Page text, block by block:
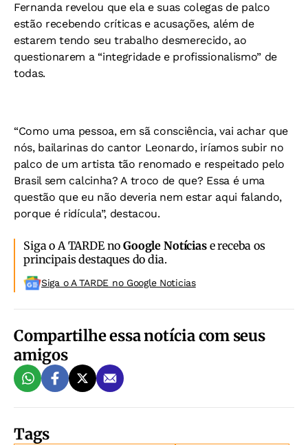
Fernanda revelou que ela e suas colegas de palco
estão recebendo críticas e acusações, além de
estarem tendo seu trabalho desmerecido, ao
questionarem a “integridade e profissionalismo” de
todas.
“Como uma pessoa, em sã consciência, vai achar que
nós, bailarinas do cantor Leonardo, iríamos subir no
palco de um artista tão renomado e respeitado pelo
Brasil sem calcinha? A troco de que? Essa é uma
questão que eu não deveria nem estar aqui falando,
porque é ridícula”, destacou.
Siga o A TARDE noGoogle Notíciase receba os
principais destaques do dia.
Siga o A TARDE no Google Noticias
Compartilhe essa notícia com seus
amigos
Tags